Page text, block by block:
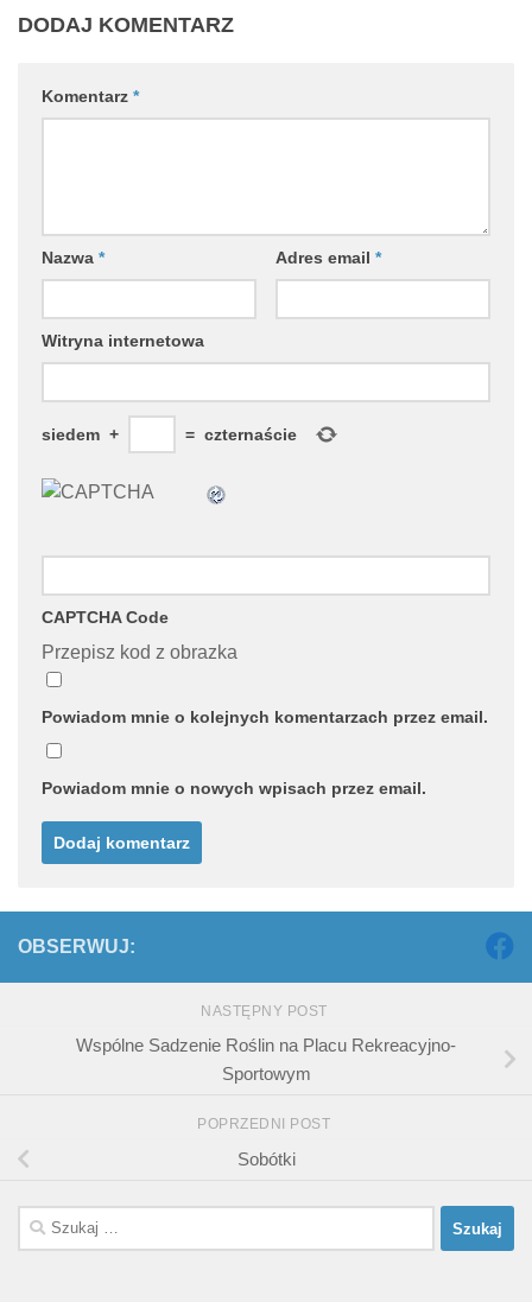
DODAJ KOMENTARZ
Komentarz *
Nazwa * Adres email *
Witryna internetowa
siedem + = czternaście
CAPTCHA Code
Przepisz kod z obrazka
Powiadom mnie o kolejnych komentarzach przez email.
Powiadom mnie o nowych wpisach przez email.
OBSERWUJ:
NASTĘPNY POST
Wspólne Sadzenie Roślin na Placu Rekreacyjno-
Sportowym
POPRZEDNI POST
Sobótki
Szukaj: